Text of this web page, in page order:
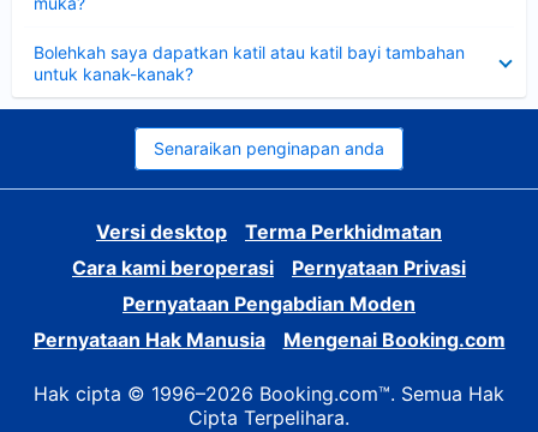
Bolehkah saya dapatkan katil atau katil bayi tambahan
untuk kanak-kanak?
Senaraikan penginapan anda
Versi desktop
Terma Perkhidmatan
Cara kami beroperasi
Pernyataan Privasi
Pernyataan Pengabdian Moden
Pernyataan Hak Manusia
Mengenai Booking.com
Hak cipta © 1996–2026 Booking.com™. Semua Hak
Cipta Terpelihara.